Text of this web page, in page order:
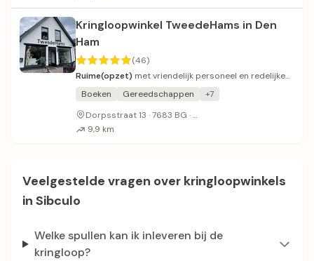
Kringloopwinkel TweedeHams in Den
Ham
(46)
Ruime(opzet) met vriendelijk personeel en redelijke
prijzen.
Boeken Gereedschappen
+7
Dorpsstraat 13 · 7683 BG ·
9,9 km
Veelgestelde vragen over kringloopwinkels
in Sibculo
Welke spullen kan ik inleveren bij de
kringloop?